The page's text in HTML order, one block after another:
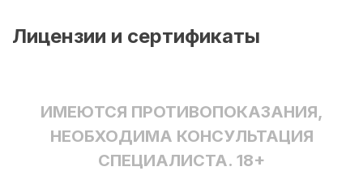
Лицензии и сертификаты
ИМЕЮТСЯ ПРОТИВОПОКАЗАНИЯ,
НЕОБХОДИМА КОНСУЛЬТАЦИЯ
СПЕЦИАЛИСТА. 18+